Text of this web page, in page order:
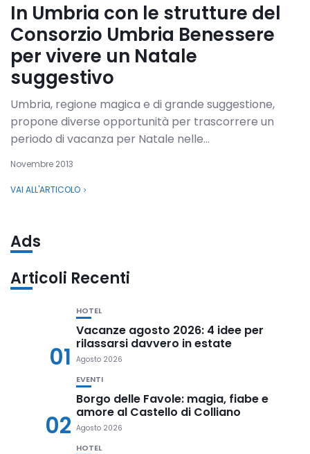
In Umbria con le strutture del
Consorzio Umbria Benessere
per vivere un Natale
suggestivo
Umbria, regione magica e di grande suggestione,
propone diverse opportunità per trascorrere un
periodo di vacanza per Natale nelle...
Novembre 2013
VAI ALL'ARTICOLO
Ads
Articoli Recenti
01
HOTEL
Vacanze agosto 2026: 4 idee per
rilassarsi davvero in estate
Agosto 2026
02
EVENTI
Borgo delle Favole: magia, fiabe e
amore al Castello di Colliano
Agosto 2026
HOTEL